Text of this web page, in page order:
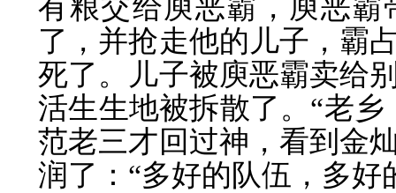
有粮交给庾恶霸，庾恶
了，并抢走他的儿子，霸
死了。儿子被庾恶霸卖给
活生生地被拆散了。“老
范老三才回过神，看到金
润了：“多好的队伍，多好